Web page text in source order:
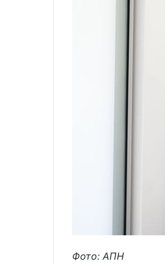
Фото: АПН